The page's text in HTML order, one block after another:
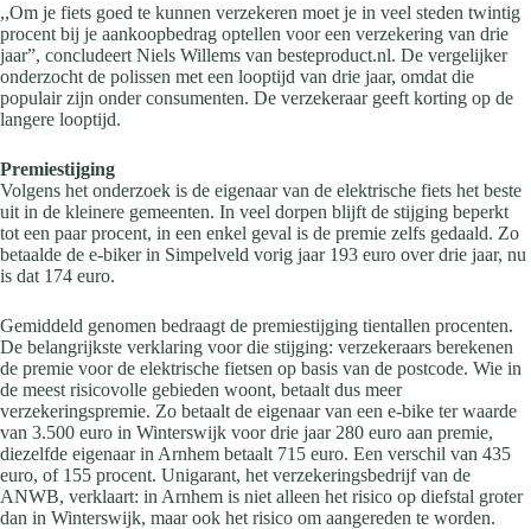
,,Om je fiets goed te kunnen verzekeren moet je in veel steden twintig
procent bij je aankoopbedrag optellen voor een verzekering van drie
jaar”, concludeert Niels Willems van besteproduct.nl. De vergelijker
onderzocht de polissen met een looptijd van drie jaar, omdat die
populair zijn onder consumenten. De verzekeraar geeft korting op de
langere looptijd.
Premiestijging
Volgens het onderzoek is de eigenaar van de elektrische fiets het beste
uit in de kleinere gemeenten. In veel dorpen blijft de stijging beperkt
tot een paar procent, in een enkel geval is de premie zelfs gedaald. Zo
betaalde de e-biker in Simpelveld vorig jaar 193 euro over drie jaar, nu
is dat 174 euro.
Gemiddeld genomen bedraagt de premiestijging tientallen procenten.
De belangrijkste verklaring voor die stijging: verzekeraars berekenen
de premie voor de elektrische fietsen op basis van de postcode. Wie in
de meest risicovolle gebieden woont, betaalt dus meer
verzekeringspremie. Zo betaalt de eigenaar van een e-bike ter waarde
van 3.500 euro in Winterswijk voor drie jaar 280 euro aan premie,
diezelfde eigenaar in Arnhem betaalt 715 euro. Een verschil van 435
euro, of 155 procent. Unigarant, het verzekeringsbedrijf van de
ANWB, verklaart: in Arnhem is niet alleen het risico op diefstal groter
dan in Winterswijk, maar ook het risico om aangereden te worden.